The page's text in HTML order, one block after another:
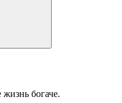
жизнь богаче.